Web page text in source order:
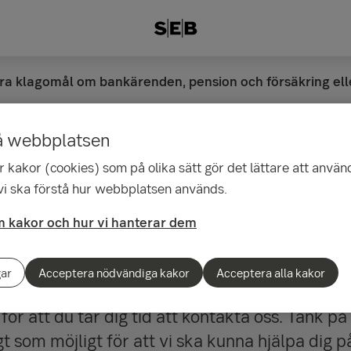
klagomål om bankärenden, pension och försäkring
klagomål om
försäkring eller
att du tar dig tid att kontakta oss. Tänk
som möjligt för att vi ska kunna hjälpa dig
webbplatsen
kakor (cookies) som på olika sätt gör det lättare att
ska förstå hur webbplatsen används.
kakor och hur vi hanterar dem
Acceptera nödvändiga kakor Acceptera alla kakor